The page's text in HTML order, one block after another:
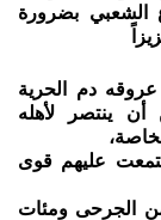
الشعبي بضرورة
دم الحرية
أن ينتصر لأهله
عليهم قوى
الجرحى ومئات